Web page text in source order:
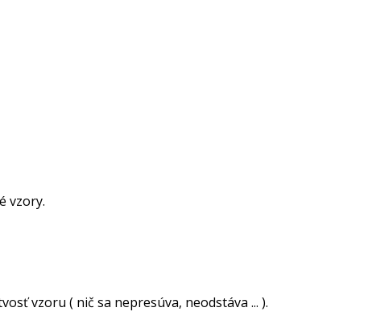
vzory.
vzoru ( nič sa nepresúva, neodstáva ... ).